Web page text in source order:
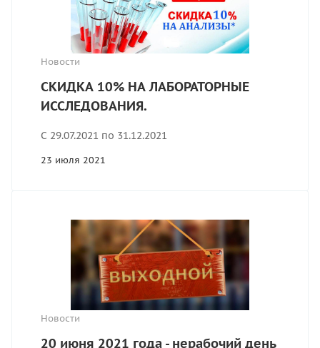
Новости
СКИДКА 10% НА ЛАБОРАТОРНЫЕ
ИССЛЕДОВАНИЯ.
С 29.07.2021 по 31.12.2021
23 июля 2021
Новости
20 июня 2021 года - нерабочий день